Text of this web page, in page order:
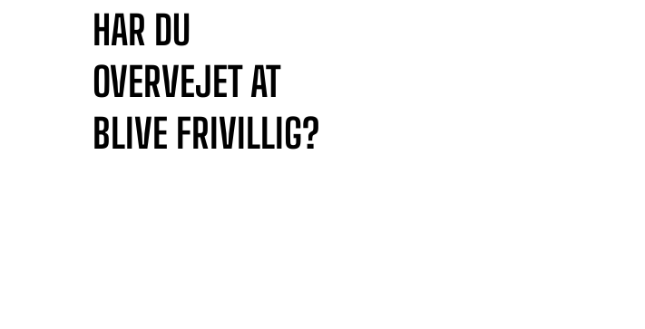
HAR DU
OVERVEJET AT
BLIVE FRIVILLIG?